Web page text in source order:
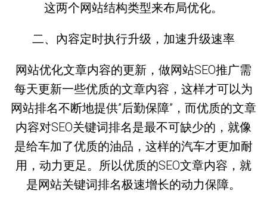
这两个网站结构类型来布局优化。
二、內容定时执行升级，加速升级速率
网站优化文章内容的更新，做网站SEO推广需
每天更新一些优质的文章内容，这样才可以为
网站排名不断地提供”后勤保障”，而优质的文章
内容对SEO关键词排名是最不可缺少的，就像
是给车加了优质的油品，这样的汽车才更加耐
用，动力更足。所以优质的SEO文章内容，就
是网站关键词排名极速增长的动力保障。